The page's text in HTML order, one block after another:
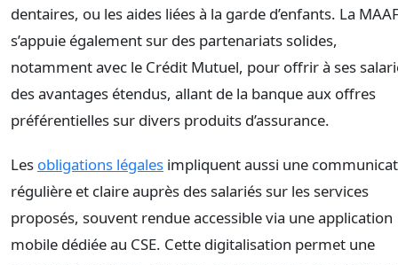
dentaires, ou les aides liées à la garde d’enfants. La
s’appuie également sur des partenariats solides,
notamment avec le Crédit Mutuel, pour offrir à ses
des avantages étendus, allant de la banque aux offres
préférentielles sur divers produits d’assurance.
Les obligations légales impliquent aussi une
régulière et claire auprès des salariés sur les services
proposés, souvent rendue accessible via une application
mobile dédiée au CSE. Cette digitalisation permet une